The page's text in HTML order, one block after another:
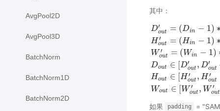
AvgPool2D
AvgPool3D
BatchNorm
BatchNorm1D
BatchNorm2D
其中：
D′
out = (Din − 1)
H ′
out = (Hin − 1)
W ′
out = (Win − 1)
Dout ∈ [D′
out , D′
out
Hout ∈ [H ′
out , H ′
out
Wout ∈ [W ′
out , W ′
out
ut′= n )∗ de
如果 padding =